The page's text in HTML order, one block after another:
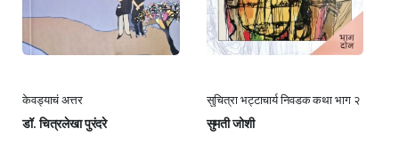
केवड्याचं अत्तर
डॉ. चित्रलेखा पुरंदरे
सुचित्रा भट्टाचार्य निवडक कथा भाग २
सुमती जोशी